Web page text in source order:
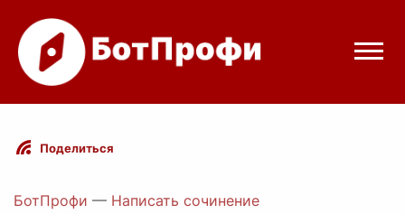
Режимы бота
Цены
Поделиться
БотПрофи — Написать сочинение